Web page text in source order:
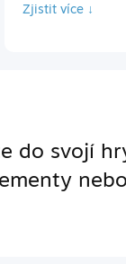
Zjistit více ↓
do svojí